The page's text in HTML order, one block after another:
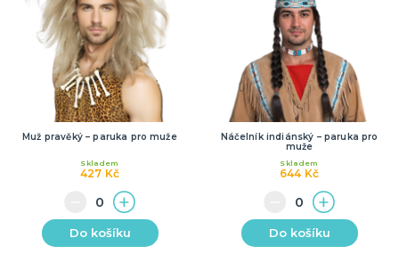
Muž pravěký – paruka pro muže
427 Kč
Skladem
Do košíku
Náčelník indiánský – paruka pro
muže
644 Kč
Skladem
Do košíku